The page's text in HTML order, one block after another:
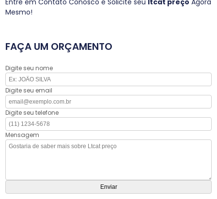
Entre em Contato Conosco e Solicite seu ltcat preço Agora
Mesmo!
FAÇA UM ORÇAMENTO
Digite seu nome
Digite seu email
Digite seu telefone
Mensagem